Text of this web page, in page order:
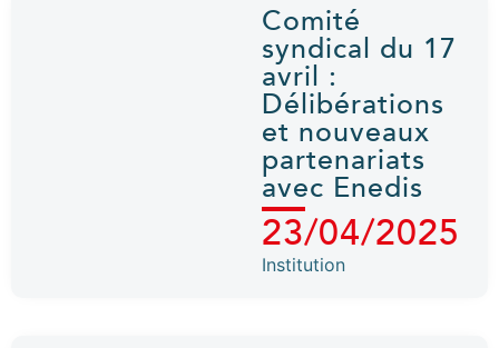
Comité
syndical du 17
avril :
Délibérations
et nouveaux
partenariats
avec Enedis
23/04/2025
Institution